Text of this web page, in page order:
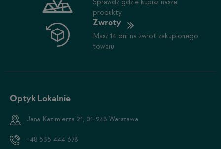
Sprawdź gdzie kupisz nasze
produkty
Zwroty
Masz 14 dni na zwrot zakupionego
towaru
Optyk Lokalnie
Jana Kazimierza 21, 01-248 Warszawa
+48 535 444 678